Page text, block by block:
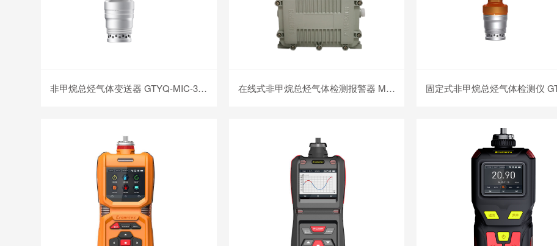
非甲烷总烃气体变送器 GTYQ-MIC-300-CxHy 在线式非甲烷总烃气体检测报警器 MIC-600-CxHy